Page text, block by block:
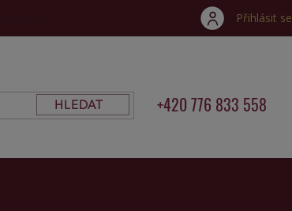
Přihlásit se
HLEDAT +420 776 833 558